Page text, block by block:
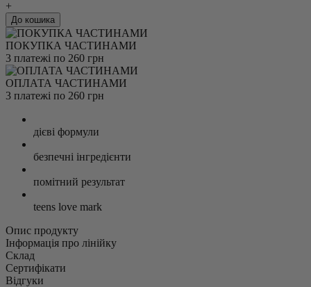
+
До кошика
ПОКУПКА ЧАСТИНАМИ
3 платежі по 260 грн
ОПЛАТА ЧАСТИНАМИ
3 платежі по 260 грн
дієві формули
безпечні інгредієнти
помітний результат
teens love mark
Опис продукту
Інформація про лінійку
Склад
Сертифікати
Відгуки